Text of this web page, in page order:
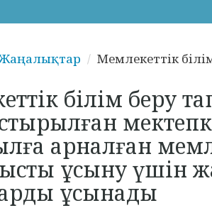
Мемлекеттік
білім беру
арналған
ұсыну үшін
ұсынады